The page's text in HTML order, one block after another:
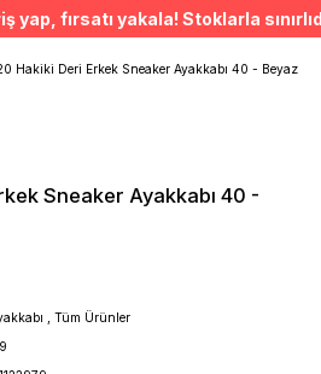
TESLİMAT İMKANI
ÜRÜNLER
Hakiki Deri Erkek Sneaker Ayakkabı 40 - Beyaz
Sneaker Ayakkabı 40 -
Tüm Ürünler
fırsatı yakala! Stoklarla